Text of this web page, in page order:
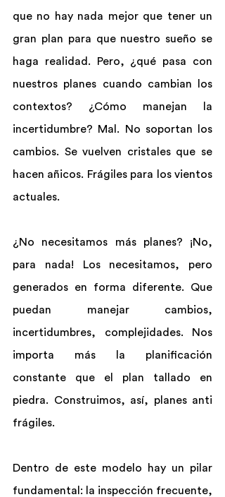
que no hay nada mejor que tener un
gran plan para que nuestro sueño se
haga realidad. Pero, ¿qué pasa con
nuestros planes cuando cambian los
contextos? ¿Cómo manejan la
incertidumbre? Mal. No soportan los
cambios. Se vuelven cristales que se
hacen añicos. Frágiles para los vientos
actuales.
¿No necesitamos más planes? ¡No,
para nada! Los necesitamos, pero
generados en forma diferente. Que
puedan manejar cambios,
incertidumbres, complejidades. Nos
importa más la planificación
constante que el plan tallado en
piedra. Construimos, así, planes anti
frágiles.
Dentro de este modelo hay un pilar
fundamental: la inspección frecuente,